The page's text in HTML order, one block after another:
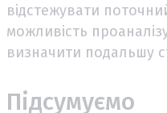
відстежувати
можливість
визначити подальшу
Підсумуємо